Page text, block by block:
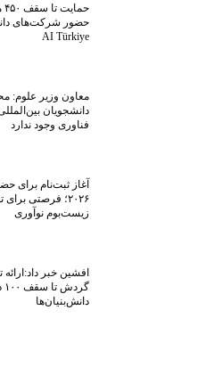
AI Türkiye
معاون وزیر علوم:
دانشجویان
فناوری وجود ندارد
آغاز ثبت‌نام برای
۲۰۲۶؛ فرصتی
زیست‌بوم نوآوری
افشین خبر
دانش‌بنیان‌ها